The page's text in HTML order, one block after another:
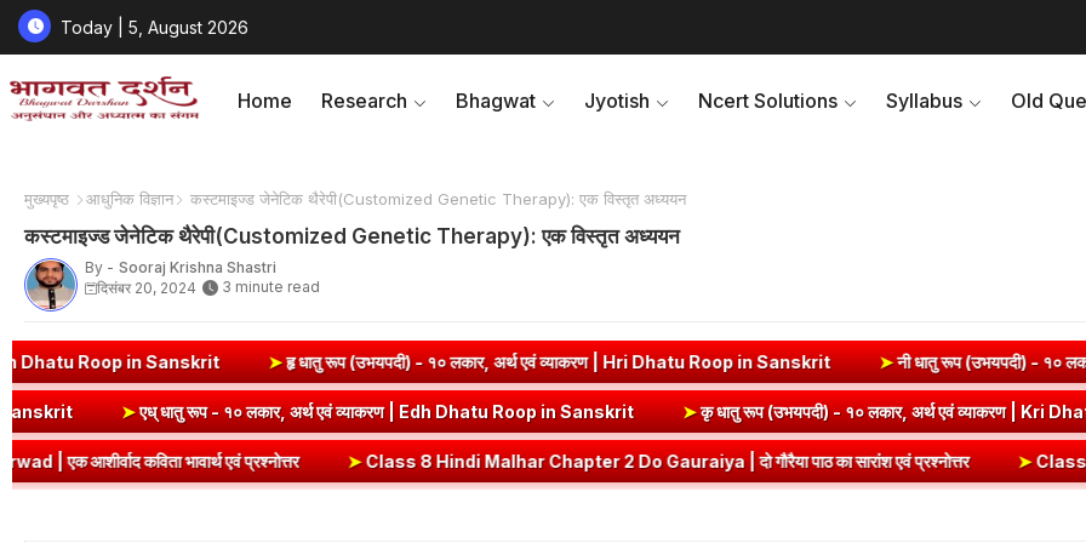
Today | 5, August 2026
Home Research Bhagwat Jyotish Ncert Solutions Syllabus Old
मुख्यपृष्ठ आधुनिक विज्ञान कस्टमाइज्ड जेनेटिक थैरेपी(Customized Genetic Therapy): एक विस्तृत अध्ययन
कस्टमाइज्ड जेनेटिक थैरेपी(Customized Genetic Therapy): एक विस्तृत अध्ययन
By - Sooraj Krishna Shastri
दिसंबर 20, 2024
3 minute read
Sanskrit ➤हृ धातु रूप (उभयपदी) - १० लकार, अर्थ एवं व्याकरण | Hri Dhatu Roop in Sanskrit ➤नी धातु रूप (उभयपदी) - १० लकार, अर्थ एवं
Dhatu Roop in Sanskrit ➤एध् धातु रूप - १० लकार, अर्थ एवं व्याकरण | Edh Dhatu Roop in Sanskrit ➤कृ धातु रूप (उभयपदी) - १० लकार, अर्थ
एवं प्रश्नोत्तर ➤Class 8 Hindi Malhar Chapter 2 Do Gauraiya | दो गौरैया पाठ का सारांश एवं प्रश्नोत्तर ➤Class 8 Hindi Malhar